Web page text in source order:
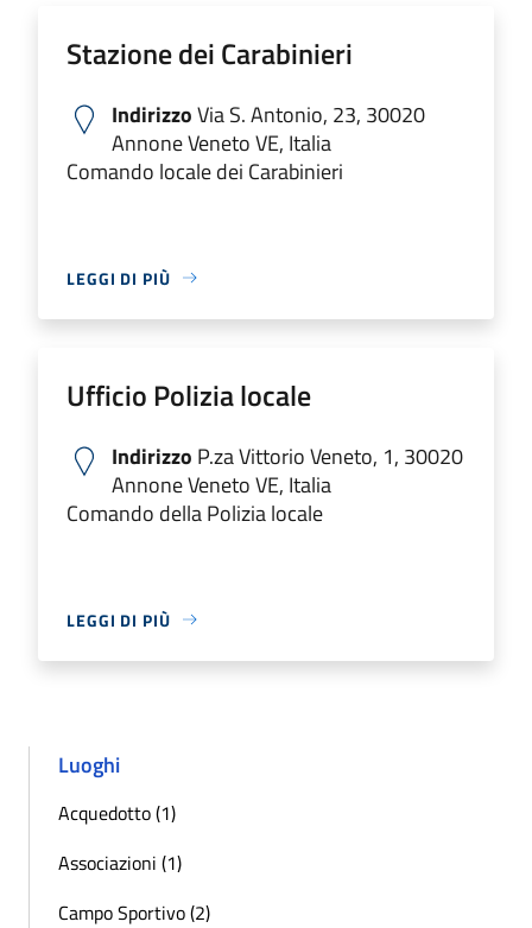
Stazione dei Carabinieri
IndirizzoVia S. Antonio, 23, 30020
Annone Veneto VE, Italia
Comando locale dei Carabinieri
LEGGI DI PIÙ
Ufficio Polizia locale
Indirizzo P.za Vittorio Veneto, 1, 30020
Annone Veneto VE, Italia
Comando della Polizia locale
LEGGI DI PIÙ
Luoghi
Acquedotto (1)
Associazioni (1)
Campo Sportivo (2)